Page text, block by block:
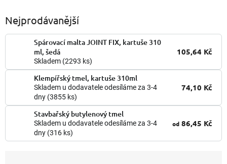
Nejprodávanější
Spárovací malta JOINT FIX, kartuše 310
ml, šedá
Skladem (2293 ks)
105,64 Kč
Klempířský tmel, kartuše 310ml
Skladem u dodavatele odesíláme za 3-4
dny (3855 ks)
74,10 Kč
Stavbařský butylenový tmel
Skladem u dodavatele odesíláme za 3-4
dny (316 ks)
od 86,45 Kč